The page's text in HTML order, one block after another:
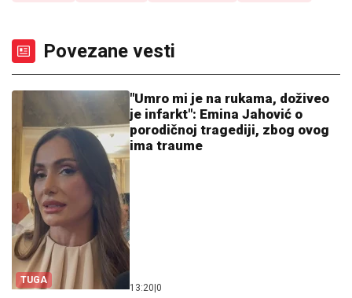
Povezane vesti
TUGA
"Umro mi je na rukama, doživeo
je infarkt": Emina Jahović o
porodičnoj tragediji, zbog ovog
ima traume
13:20 0